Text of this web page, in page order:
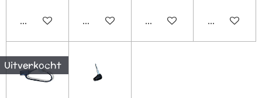
In winkelwagenIn winkelwagenIn winkelwagen
In
Uitverkocht